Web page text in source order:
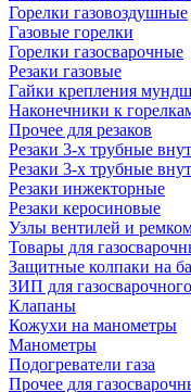
Горелки газовоздушные
Газовые горелки
Горелки газосварочные
Резаки газовые
Гайки крепления
Наконечники к
Прочее для резаков
Резаки 3-х трубные
Резаки 3-х трубные
Резаки инжекторные
Резаки керосиновые
Узлы вентилей и
Товары для
Защитные колпаки на
ЗИП для
Клапаны
Кожухи на манометры
Манометры
Подогреватели газа
Прочее для